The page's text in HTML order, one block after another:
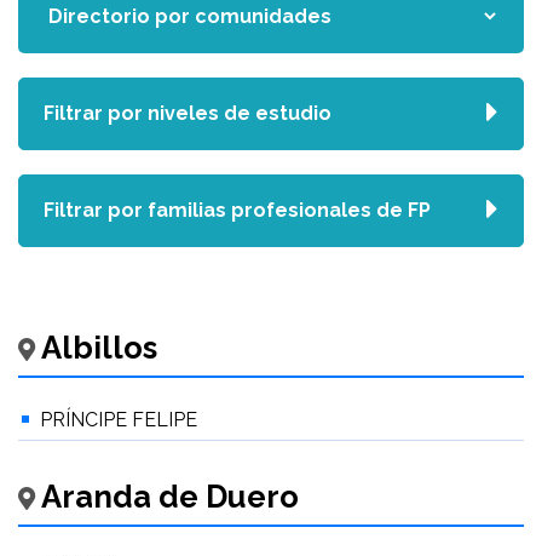
Albillos
PRÍNCIPE FELIPE
Aranda de Duero
Filtrar por niveles de estudio
Filtrar por familias profesionales de FP